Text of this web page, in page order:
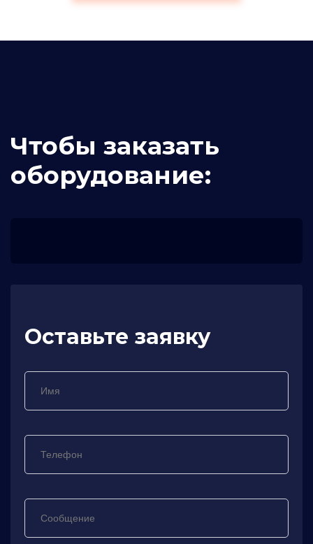
Чтобы заказать
оборудование:
Оставьте заявку